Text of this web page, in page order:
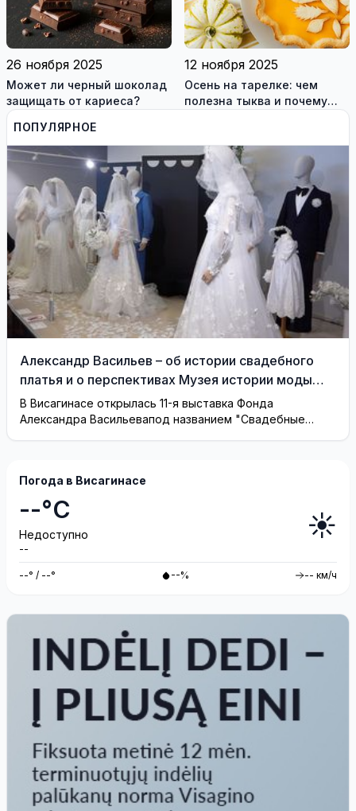
26 ноября 2025
Может ли черный шоколад
защищать от кариеса?
12 ноября 2025
Осень на тарелке: чем
полезна тыква и почему
стоит добавить её в рацион
ПОПУЛЯРНОЕ
Александр Васильев – об истории свадебного
платья и о перспективах Музея истории моды
(видео)
В Висагинасе открылась 11-я выставка Фонда
Александра Васильевапод названием "Свадебные
Погода в Висагинасе
--°C
Недоступно
--
☀️
--° / --° --% -- км/ч